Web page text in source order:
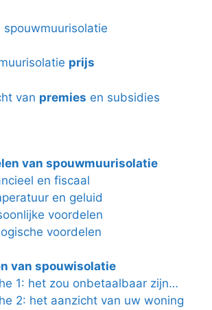
spouwmuurisolatie
prijs
van premies en subsidies
van spouwmuurisolatie
en fiscaal
en geluid
voordelen
voordelen
van spouwisolatie
1: het zou onbetaalbaar zijn…
2: het aanzicht van uw woning